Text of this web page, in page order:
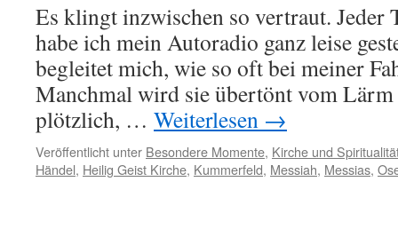
Es klingt inzwischen so vertraut. Jeder
habe ich mein Autoradio ganz leise
begleitet mich, wie so oft bei meiner
Manchmal wird sie übertönt vom Lärm
plötzlich, … Weiterlesen →
Veröffentlicht unter Besondere Momente, Kirche und
Händel, Heilig Geist Kirche, Kummerfeld, Messiah, Messias,